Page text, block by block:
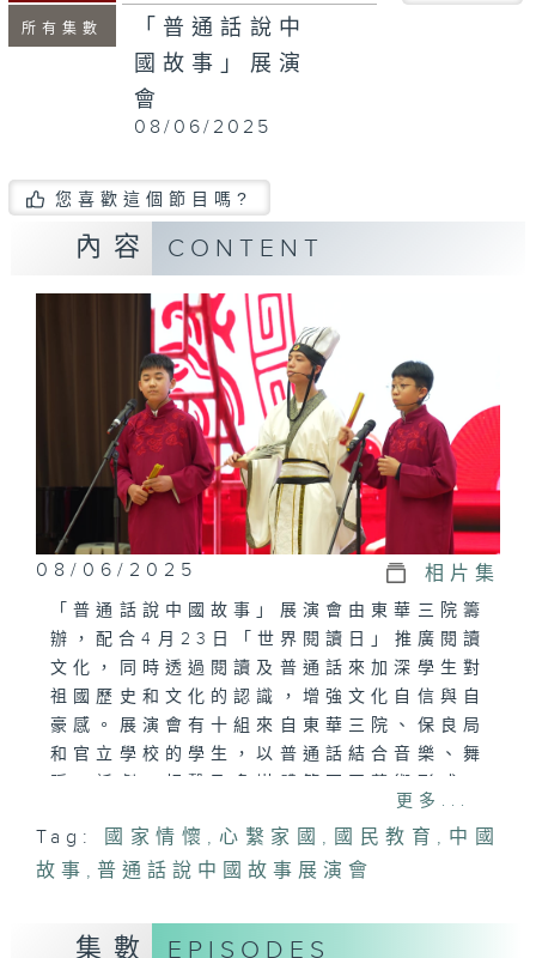
所有集數
「普通話說中
國故事」展演
會
08/06/2025
您喜歡這個節目嗎?
內容 CONTENT
08/06/2025 相片集
「普通話說中國故事」展演會由東華三院籌
辦，配合4月23日「世界閱讀日」推廣閱讀
文化，同時透過閱讀及普通話來加深學生對
祖國歷史和文化的認識，增強文化自信與自
豪感。展演會有十組來自東華三院、保良局
和官立學校的學生，以普通話結合音樂、舞
生動地呈現歷代家喻戶曉人物的故事，當中
所凝聚的中華民族堅韌不拔、無畏犧牲的精
神。
更多...
Tag: 國家情懷 , 心繫家國 , 國民教育 , 中國
故事 ,普通話說中國故事展演會
集數 EPISODES